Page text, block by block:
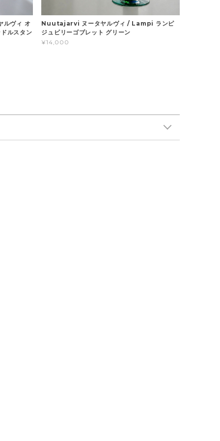
ヴィ オ
ルスタン
Nuutajarvi ヌータヤルヴィ / Lampi ランピ
ジュビリーゴブレット グリーン
¥14,000